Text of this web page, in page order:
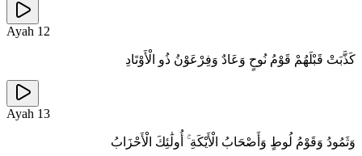
Ayah 12
كَذَّبَتْ قَبْلَهُمْ قَوْمُ نُوحٍ وَعَادٌ وَفِرْعَوْنُ ذُو الْأَوْتَادِ
Ayah 13
وَثَمُودُ وَقَوْمُ لُوطٍ وَأَصْحَابُ الْأَيْكَةِ ۚ أُولَٰئِكَ الْأَحْزَابُ